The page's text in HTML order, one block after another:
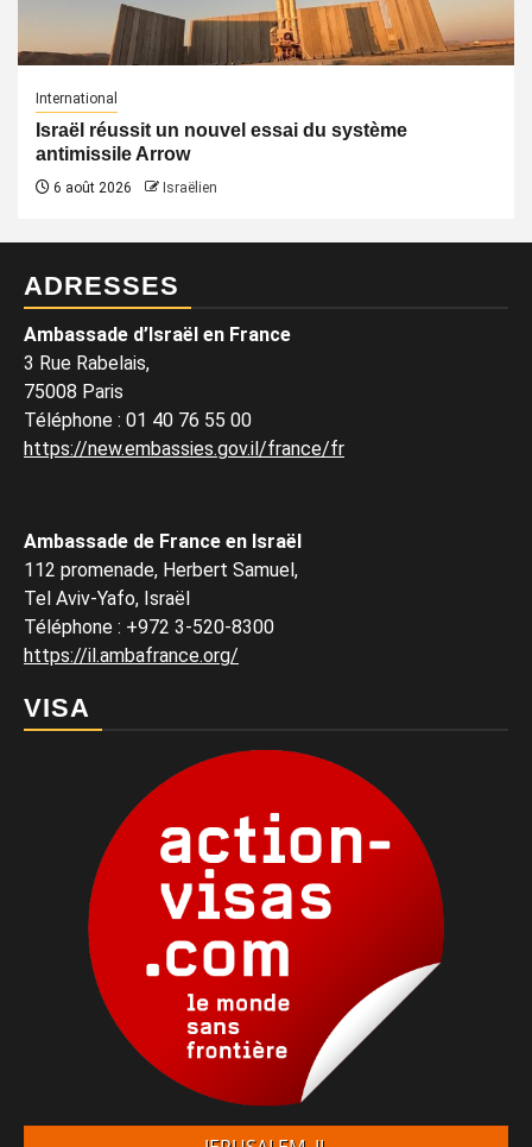
International
Israël réussit un nouvel essai du système
antimissile Arrow
6 août 2026 Israëlien
ADRESSES
Ambassade d’Israël en France
3 Rue Rabelais,
75008 Paris
Téléphone : 01 40 76 55 00
https://new.embassies.gov.il/france/fr
Ambassade de France en Israël
112 promenade, Herbert Samuel,
Tel Aviv-Yafo, Israël
Téléphone : +972 3-520-8300
https://il.ambafrance.org/
VISA